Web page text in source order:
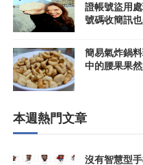
證帳號盜用
號碼收簡訊
簡易氣炸鍋
中的腰果果
本週熱門文章
沒有智慧型